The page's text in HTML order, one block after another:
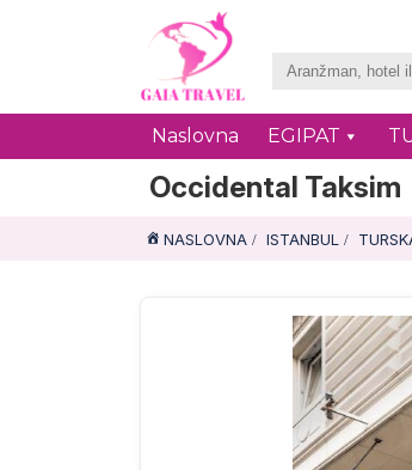
Naslovna EGIPAT
Occidental Taksim
NASLOVNA ISTANBUL